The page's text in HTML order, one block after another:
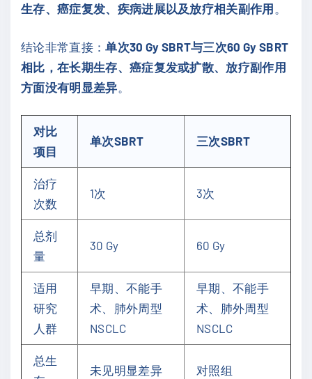
生存、癌症复发、疾病进展以及放疗相关副作用 。
结论非常直接：单次30 Gy SBRT与三次60 Gy SBRT
相比，在长期生存、癌症复发或扩散、放疗副作用
方面没有明显差异
对比
项目
单次SBRT 三次SBRT
治疗
次数
1次 3次
总剂
量
30 Gy 60 Gy
适用
研究
人群
早期、不能手
术、肺外周型
NSCLC
早期、不能手
术、肺外周型
NSCLC
总生
未见明显差异 对照组